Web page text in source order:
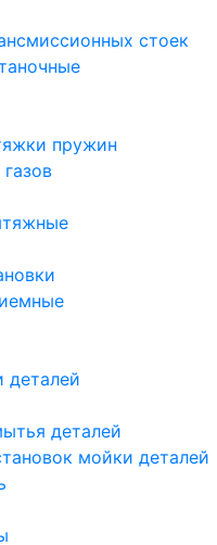
стоек
пружин
деталей
деталей
мойки деталей